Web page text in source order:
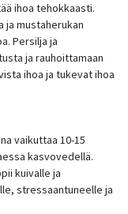
ihoa tehokkaasti.
ja mustaherukan
Persilja ja
ja rauhoittamaan
ihoa ja tukevat ihoa
vaikuttaa 10-15
kasvovedellä.
kuivalle ja
stressaantuneelle ja